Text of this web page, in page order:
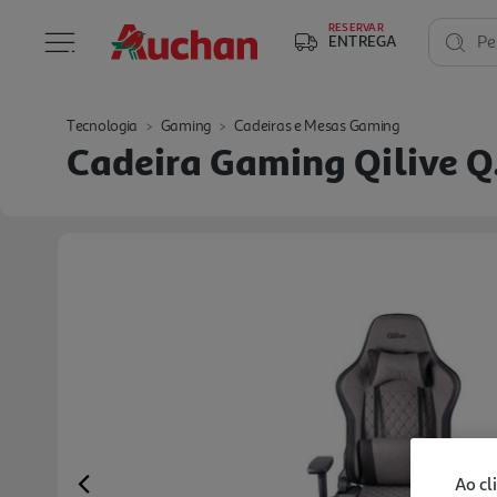
RESERVAR
ENTREGA
Tecnologia Gaming Cadeiras e Mesas Gaming
Cadeira Gaming Qilive
Ao